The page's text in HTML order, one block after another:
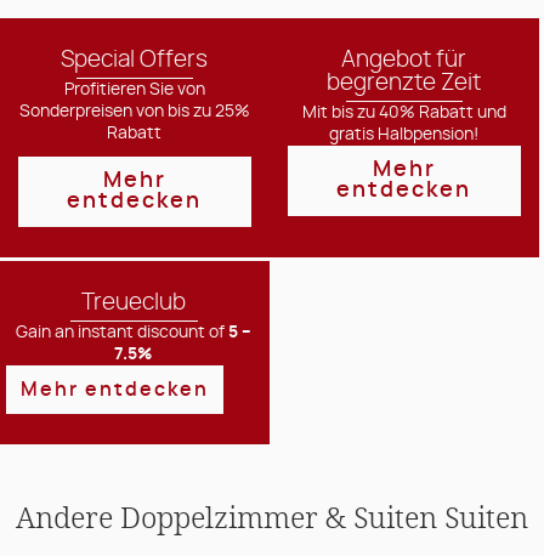
Special Offers
Profitieren Sie von
Sonderpreisen von bis zu 25%
Rabatt
Mehr
entdecken
Angebot für
begrenzte Zeit
Mit bis zu 40% Rabatt und
gratis Halbpension!
Mehr
entdecken
Treueclub
Gain an instant discount of5 –
7.5%
Mehr entdecken
Andere Doppelzimmer & Suiten Suiten